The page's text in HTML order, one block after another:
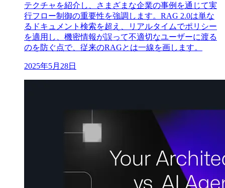
テクチャを紹介し、さまざまな企業の事例を通じて実
行フロー制御の重要性を強調します。RAG 2.0は単な
るドキュメント検索を超え、リアルタイムでポリシー
を適用し、機密情報が誤って不適切なユーザーに渡る
のを防ぐ点で、従来のRAGとは一線を画します。
2025年5月28日